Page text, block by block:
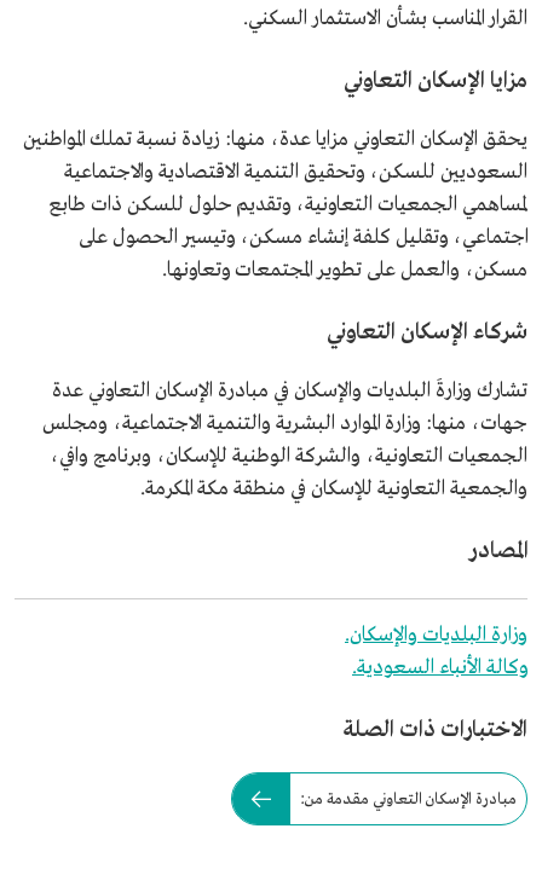
القرار المناسب بشأن الاستثمار السكني.
مزايا الإسكان التعاوني
يحقق الإسكان التعاوني مزايا عدة، منها: زيادة نسبة تملك المواطنين
السعوديين للسكن، وتحقيق التنمية الاقتصادية والاجتماعية
لمساهمي الجمعيات التعاونية، وتقديم حلول للسكن ذات طابع
اجتماعي، وتقليل كلفة إنشاء مسكن، وتيسير الحصول على
مسكن، والعمل على تطوير المجتمعات وتعاونها.
شركاء الإسكان التعاوني
تشارك وزارةَ البلديات والإسكان في مبادرة الإسكان التعاوني عدة
جهات، منها: وزارة الموارد البشرية والتنمية الاجتماعية، ومجلس
الجمعيات التعاونية، والشركة الوطنية للإسكان، وبرنامج وافي،
والجمعية التعاونية للإسكان في منطقة مكة المكرمة.
المصادر
وزارة البلديات والإسكان.
وكالة الأنباء السعودية.
الاختبارات ذات الصلة
مبادرة الإسكان التعاوني مقدمة من: